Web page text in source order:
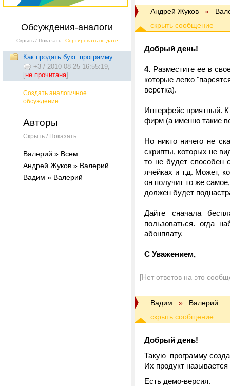
Обсуждения-аналоги
Скрыть / Показать Сортировать по дате
Как продать бухг. программу
+3 / 2010-08-25 16:55:19,
[не прочитана]
Создать аналогичное
обсуждение...
Авторы
Скрыть / Показать
Валерий » Всем
Андрей Жуков » Валерий
Вадим » Валерий
Андрей Жуков »
Добрый день!
4. Разместите ее в
которые легко
верстка).
Интерфейс приятный. К
фирм (а именно такие
Но никто ничего не
скрипты, которых не
то не будет способен
ячейках и т.д. Может,
он получит то же
должен будет
Дайте сначала
пользоваться. огда
абонплату.
С Уважением,
[Нет ответов на это
Вадим » Валерий
Добрый день!
Такую программу
Их продукт называется
Есть демо-версия.